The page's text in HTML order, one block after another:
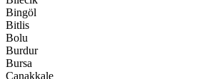
Bingöl
Bitlis
Bolu
Burdur
Bursa
Çanakkale